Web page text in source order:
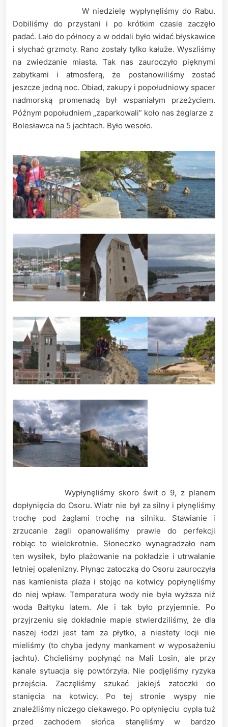
W niedzielę wypłynęliśmy do Rabu.
Dobiliśmy do przystani i po krótkim czasie zaczęło
padać. Lało do północy a w oddali było widać błyskawice
i słychać grzmoty. Rano zostały tylko kałuże. Wyszliśmy
na zwiedzanie miasta. Tak nas zauroczyło pięknymi
zabytkami i atmosferą, że postanowiliśmy zostać
jeszcze jedną noc. Obiad, zakupy i popołudniowy spacer
nadmorską promenadą był wspaniałym przeżyciem.
Późnym popołudniem „zaparkowali” koło nas żeglarze z
Bolesławca na 5 jachtach. Było wesoło.
Wypłynęliśmy skoro świt o 9, z planem
dopłynięcia do Osoru. Wiatr nie był za silny i płynęliśmy
trochę pod żaglami trochę na silniku. Stawianie i
zrzucanie żagli opanowaliśmy prawie do perfekcji
robiąc to wielokrotnie. Słoneczko wynagradzało nam
ten wysiłek, było plażowanie na pokładzie i utrwalanie
letniej opalenizny. Płynąc zatoczką do Osoru zauroczyła
nas kamienista plaża i stojąc na kotwicy popłynęliśmy
do niej wpław. Temperatura wody nie była wyższa niż
woda Bałtyku latem. Ale i tak było przyjemnie. Po
przyjrzeniu się dokładnie mapie stwierdziliśmy, że dla
naszej łodzi jest tam za płytko, a niestety locji nie
mieliśmy (to chyba jedyny mankament w wyposażeniu
jachtu). Chcieliśmy popłynąć na Mali Losin, ale przy
kanale sytuacja się powtórzyła. Nie podjęliśmy ryzyka
przejścia. Zaczęliśmy szukać jakiejś zatoczki do
stanięcia na kotwicy. Po tej stronie wyspy nie
znaleźliśmy niczego ciekawego. Po opłynięciu cypla tuż
przed zachodem słońca stanęliśmy w bardzo